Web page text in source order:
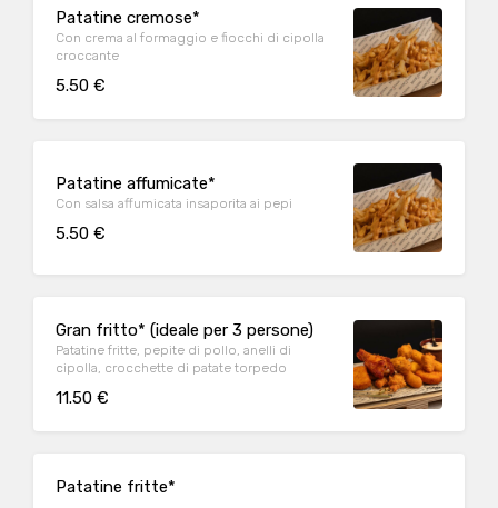
Patatine cremose*
Con crema al formaggio e fiocchi di cipolla
croccante
5.50 €
Patatine affumicate*
Con salsa affumicata insaporita ai pepi
5.50 €
Gran fritto* (ideale per 3 persone)
Patatine fritte, pepite di pollo, anelli di
cipolla, crocchette di patate torpedo
11.50 €
Patatine fritte*